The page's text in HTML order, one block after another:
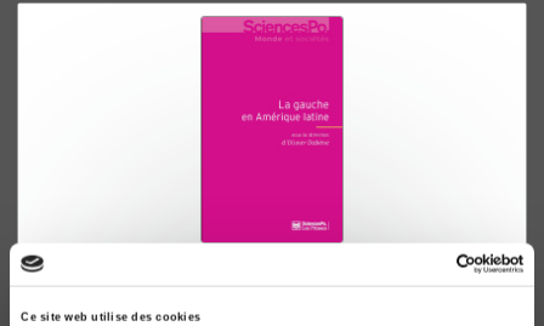
Ce site web utilise des cookies
La Gauche en Amérique latine, 1998-2012
Olivier Dabène